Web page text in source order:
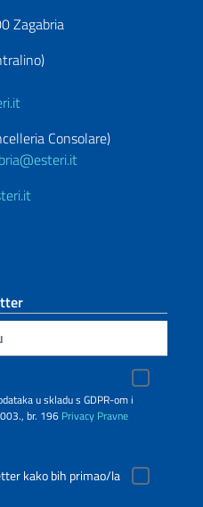
Zagabria
Consolare)
u skladu s GDPR-om i
br. 196 Privacy Pravne
kako bih primao/la